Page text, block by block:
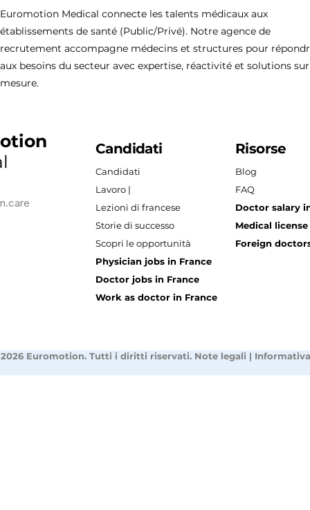
Euromotion Medical connecte les talents médicaux aux
établissements de santé (Public/Privé). Notre agence de
recrutement accompagne médecins et structures pour
aux besoins du secteur avec expertise, réactivité et solutions sur
mesure.
Candidati
Candidati
Lavoro |
Lezioni di francese
Storie di successo
Scopri le opportunità
Physician jobs in France
Doctor jobs in France
Work as doctor in France
Risorse
Blog
FAQ
Doctor salary
Medical
Foreign
Euromotion. Tutti i diritti riservati. Note legali |